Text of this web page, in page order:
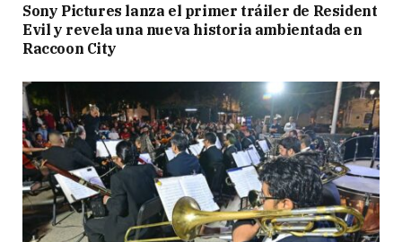
Sony Pictures lanza el primer tráiler de Resident
Evil y revela una nueva historia ambientada en
Raccoon City